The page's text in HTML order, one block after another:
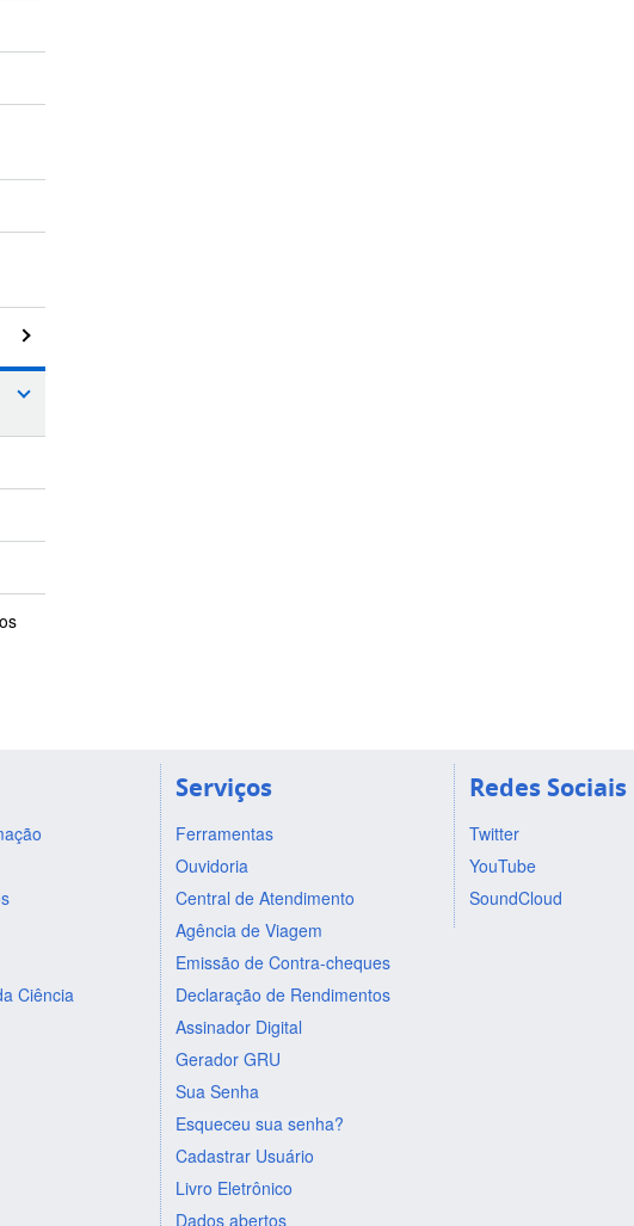
Ciência
Serviços
Ferramentas
Ouvidoria
Central de Atendimento
Agência de Viagem
Emissão de Contra-cheques
Declaração de Rendimentos
Assinador Digital
Gerador GRU
Sua Senha
Esqueceu sua senha?
Cadastrar Usuário
Livro Eletrônico
Dados abertos
Redes Sociais
Twitter
YouTube
SoundCloud